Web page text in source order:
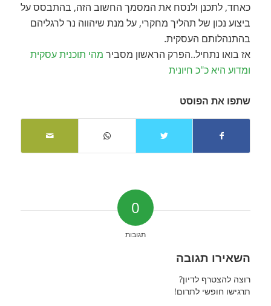
כאחד, לתכנן ולנסח את המסמך החשוב הזה, בהתבסס על
ביצוע נכון של תהליך מחקרי, על מנת שיהווה נר לרגליהם
בהתנהלותם העסקית.
אז בואו נתחיל..הפרק הראשון מסביר מהי תוכנית עסקית
ומדוע היא כ"כ חיונית
שתפו את הפוסט
0
תגובות
השאירו תגובה
רוצה להצטרף לדיון?
תרגישו חופשי לתרום!